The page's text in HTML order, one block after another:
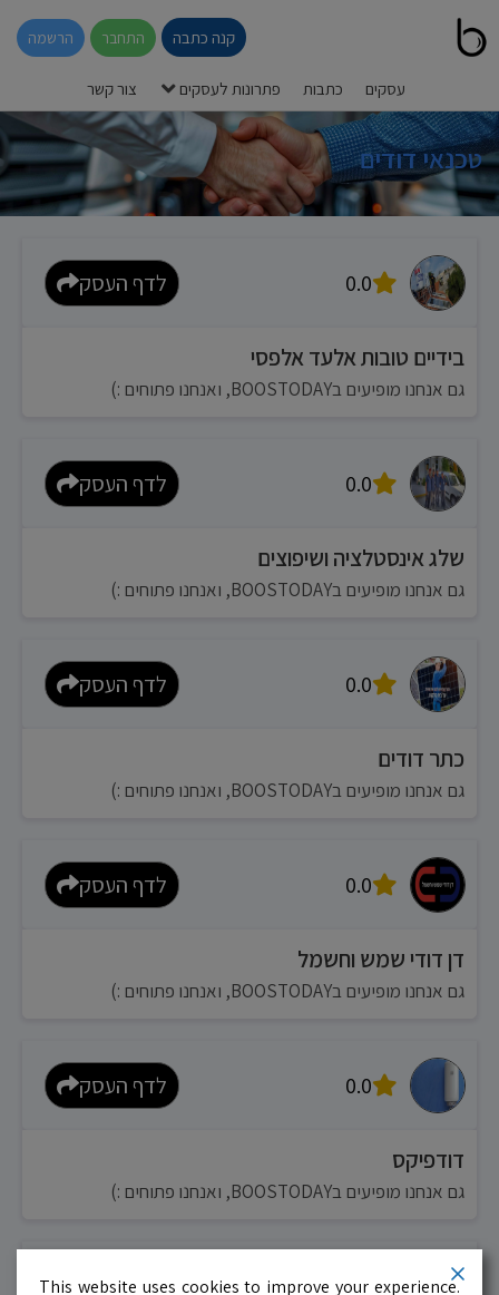
קנה כתבה התחבר הרשמה
עסקים כתבות פתרונות לעסקים צור קשר
טכנאי דודים
0.0 לדף העסק
בידיים טובות אלעד אלפסי
גם אנחנו מופיעים בBOOSTODAY, ואנחנו פתוחים :)
0.0 לדף העסק
שלג אינסטלציה ושיפוצים
גם אנחנו מופיעים בBOOSTODAY, ואנחנו פתוחים :)
0.0 לדף העסק
כתר דודים
גם אנחנו מופיעים בBOOSTODAY, ואנחנו פתוחים :)
0.0 לדף העסק
דן דודי שמש וחשמל
גם אנחנו מופיעים בBOOSTODAY, ואנחנו פתוחים :)
0.0 לדף העסק
דודפיקס
גם אנחנו מופיעים בBOOSTODAY, ואנחנו פתוחים :)
0.0 לדף העסק
This website uses cookies to improve your experience.